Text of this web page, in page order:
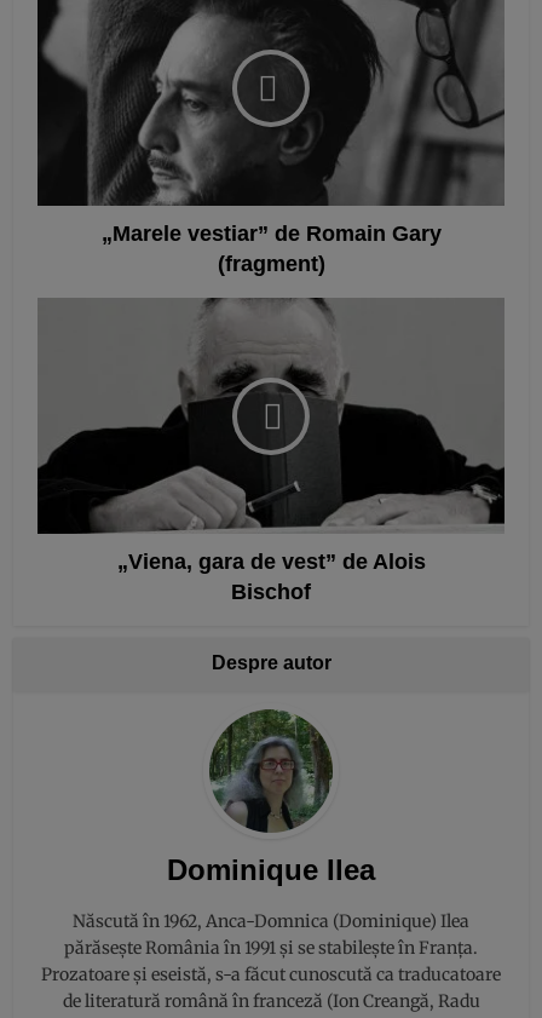
„Marele vestiar” de Romain Gary
(fragment)
„Viena, gara de vest” de Alois
Bischof
Despre autor
Dominique Ilea
Născută în 1962, Anca-Domnica (Dominique) Ilea
părăsește România în 1991 și se stabilește în Franța.
Prozatoare și eseistă, s-a făcut cunoscută ca traducatoare
de literatură română în franceză (Ion Creangă, Radu